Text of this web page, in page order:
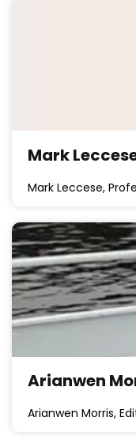
Mark
Mark Leccese,
Arianwen
Arianwen Morris,